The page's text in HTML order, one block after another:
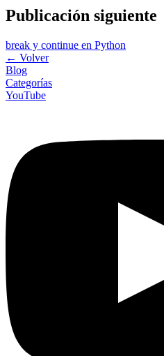
Publicación siguiente
break y continue en Python
← Volver
Blog
Categorías
YouTube